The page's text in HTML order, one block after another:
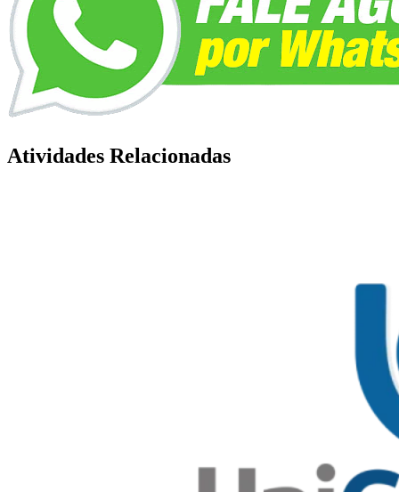
Atividades Relacionadas